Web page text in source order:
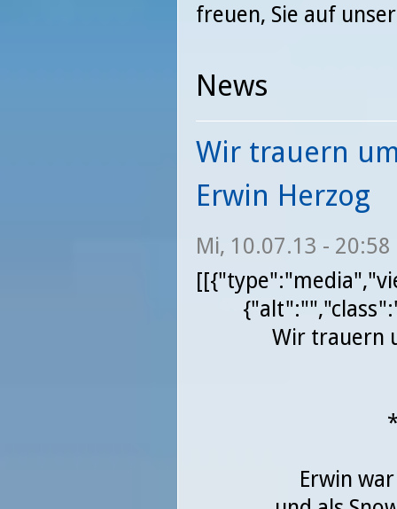
freuen, Sie auf
News
Wir trauern
Erwin Herzog
Mi, 10.07.13 - 20:58
Wir trauern
Erwin